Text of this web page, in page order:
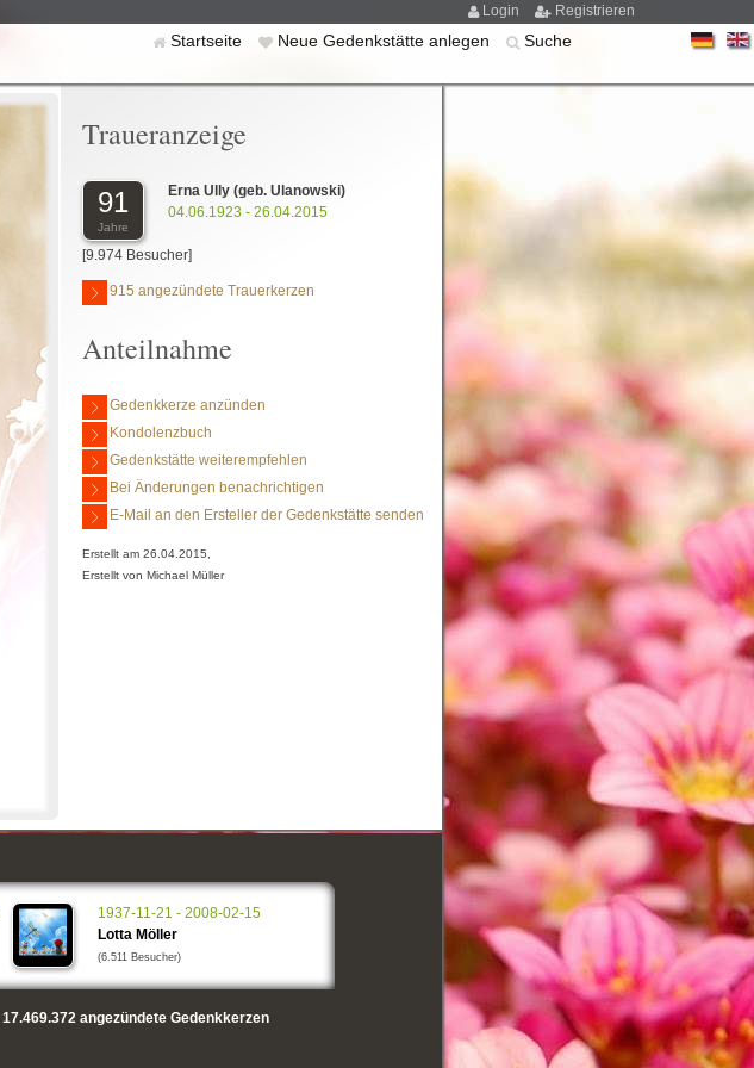
Login Registrieren
Startseite Neue Gedenkstätte anlegen Suche
Traueranzeige
91
Jahre
Erna Ully (geb. Ulanowski)
04.06.1923 - 26.04.2015
[9.974 Besucher]
915 angezündete Trauerkerzen
Anteilnahme
Gedenkkerze anzünden
Kondolenzbuch
Gedenkstätte weiterempfehlen
Bei Änderungen benachrichtigen
E-Mail an den Ersteller der Gedenkstätte senden
Erstellt am 26.04.2015,
Erstellt von Michael Müller
1937-11-21 - 2008-02-15
Lotta Möller
(6.511 Besucher)
17.469.372angezündete Gedenkkerzen